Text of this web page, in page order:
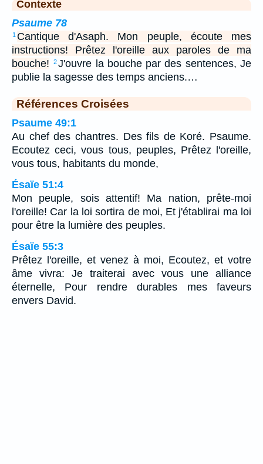
Contexte
Psaume 78
1 Cantique d'Asaph. Mon peuple, écoute mes
instructions! Prêtez l'oreille aux paroles de ma
bouche!
2J'ouvre la bouche par des sentences, Je
publie la sagesse des temps anciens.…
Références Croisées
Psaume 49:1
Au chef des chantres. Des fils de Koré. Psaume.
Ecoutez ceci, vous tous, peuples, Prêtez l'oreille,
vous tous, habitants du monde,
Ésaïe 51:4
Mon peuple, sois attentif! Ma nation, prête-moi
l'oreille! Car la loi sortira de moi, Et j'établirai ma loi
pour être la lumière des peuples.
Ésaïe 55:3
Prêtez l'oreille, et venez à moi, Ecoutez, et votre
âme vivra: Je traiterai avec vous une alliance
éternelle, Pour rendre durables mes faveurs
envers David.